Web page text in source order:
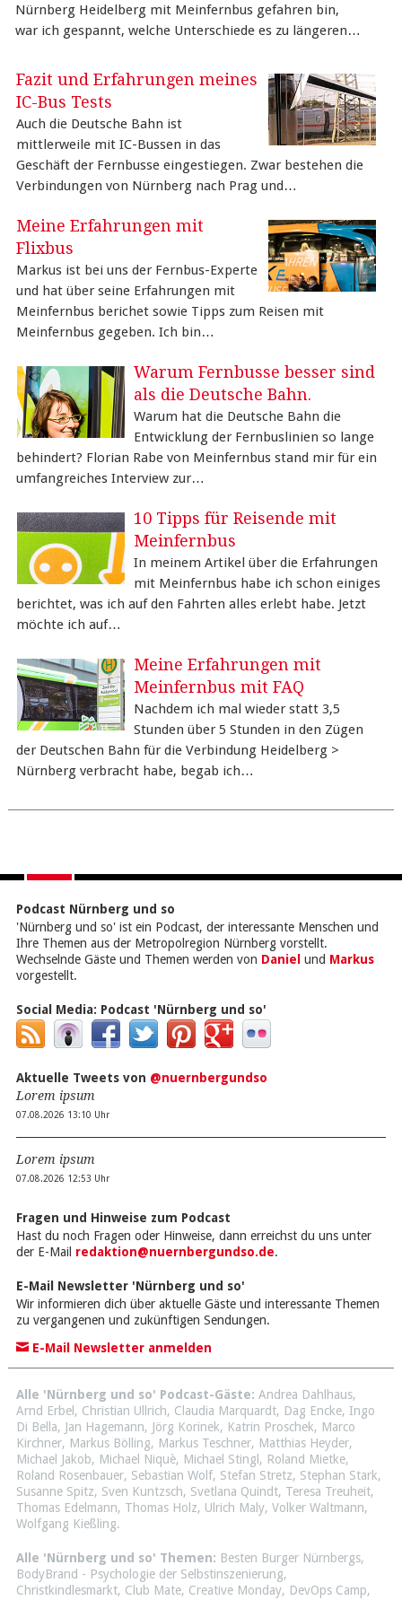
Nürnberg Heidelberg mit Meinfernbus gefahren bin,
war ich gespannt, welche Unterschiede es zu längeren…
Fazit und Erfahrungen meines
IC-Bus Tests
Auch die Deutsche Bahn ist
mittlerweile mit IC-Bussen in das
Geschäft der Fernbusse eingestiegen. Zwar bestehen die
Verbindungen von Nürnberg nach Prag und…
Meine Erfahrungen mit
Flixbus
Markus ist bei uns der Fernbus-Experte
und hat über seine Erfahrungen mit
Meinfernbus berichet sowie Tipps zum Reisen mit
Meinfernbus gegeben. Ich bin…
Warum Fernbusse besser sind
als die Deutsche Bahn.
Warum hat die Deutsche Bahn die
Entwicklung der Fernbuslinien so lange
behindert? Florian Rabe von Meinfernbus stand mir für ein
umfangreiches Interview zur…
10 Tipps für Reisende mit
Meinfernbus
In meinem Artikel über die Erfahrungen
mit Meinfernbus habe ich schon einiges
berichtet, was ich auf den Fahrten alles erlebt habe. Jetzt
möchte ich auf…
Meine Erfahrungen mit
Meinfernbus mit FAQ
Nachdem ich mal wieder statt 3,5
Stunden über 5 Stunden in den Zügen
der Deutschen Bahn für die Verbindung Heidelberg >
Nürnberg verbracht habe, begab ich…
Podcast Nürnberg und so
'Nürnberg und so' ist ein Podcast, der interessante Menschen und
Ihre Themen aus der Metropolregion Nürnberg vorstellt.
Wechselnde Gäste und Themen werden von Danielund Markus
vorgestellt.
Social Media: Podcast 'Nürnberg und so'
Aktuelle Tweets von @nuernbergundso
Lorem ipsum
07.08.2026 13:10 Uhr
Lorem ipsum
07.08.2026 12:53 Uhr
Fragen und Hinweise zum Podcast
Hast du noch Fragen oder Hinweise, dann erreichst du uns unter
der E-Mail redaktion@nuernbergundso.de.
E-Mail Newsletter 'Nürnberg und so'
Wir informieren dich über aktuelle Gäste und interessante Themen
zu vergangenen und zukünftigen Sendungen.
E-Mail Newsletter anmelden
Alle 'Nürnberg und so' Podcast-Gäste: Andrea Dahlhaus,
Arnd Erbel, Christian Ullrich, Claudia Marquardt, Dag Encke, Ingo
Di Bella, Jan Hagemann, Jörg Korinek, Katrin Proschek, Marco
Kirchner, Markus Bölling, Markus Teschner, Matthias Heyder,
Michael Jakob, Michael Niquè, Michael Stingl, Roland Mietke,
Roland Rosenbauer, Sebastian Wolf, Stefan Stretz, Stephan Stark,
Susanne Spitz, Sven Kuntzsch, Svetlana Quindt, Teresa Treuheit,
Thomas Edelmann, Thomas Holz, Ulrich Maly, Volker Waltmann,
Wolfgang Kießling.
Alle 'Nürnberg und so' Themen: Besten Burger Nürnbergs,
BodyBrand - Psychologie der Selbstinszenierung,
Christkindlesmarkt, Club Mate, Creative Monday, DevOps Camp,